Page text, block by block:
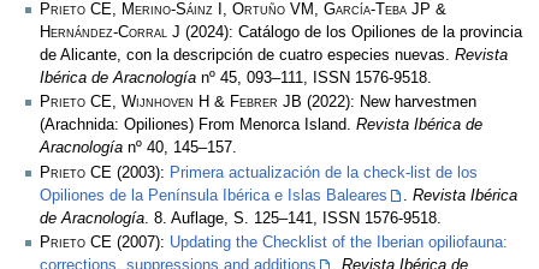
Prieto CE, Merino-Sáinz I, Ortuño VM, García-Teba JP &
Hernández-Corral J (2024): Catálogo de los Opiliones de la provincia
de Alicante, con la descripción de cuatro especies nuevas. Revista
Ibérica de Aracnología nº 45, 093–111, ISSN 1576-9518.
Prieto CE, Wijnhoven H & Febrer JB (2022): New harvestmen
(Arachnida: Opiliones) From Menorca Island. Revista Ibérica de
Aracnología nº 40, 145–157.
Prieto CE (2003): Primera actualización de la check-list de los
Opiliones de la Península Ibérica e Islas Baleares
Revista Ibérica
de Aracnología . 8. Auflage, S. 125–141, ISSN 1576-9518.
Prieto CE (2007): Updating the Checklist of the Iberian opiliofauna:
corrections, suppressions and additions
. Revista Ibérica de